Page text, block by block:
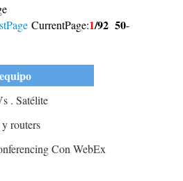
CurrentPage:1/92 50-
. Satélite
routers
Con WebEx